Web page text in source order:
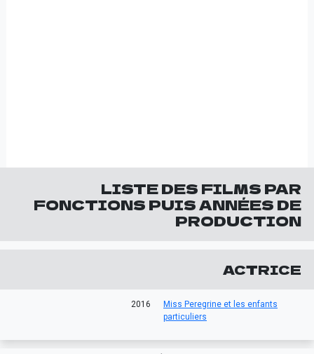
LISTE DES FILMS PAR
FONCTIONS PUIS ANNÉES DE
PRODUCTION
ACTRICE
2016
Miss Peregrine et les enfants
particuliers